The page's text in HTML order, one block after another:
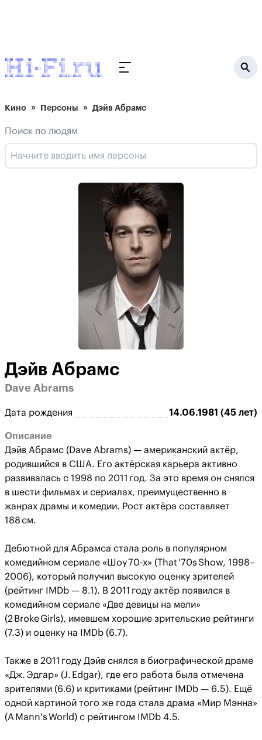
Кино Персоны Дэйв Абрамс
Поиск по людям
Дэйв Абрамс
Dave Abrams
Дата рождения 14.06.1981 (45 лет)
Описание
Дэйв Абрамс (Dave Abrams) — американский актёр,
родившийся в США. Его актёрская карьера активно
развивалась с 1998 по 2011 год. За это время он снялся
в шести фильмах и сериалах, преимущественно в
жанрах драмы и комедии. Рост актёра составляет
188 см.
Дебютной для Абрамса стала роль в популярном
комедийном сериале «Шоу 70‑х» (That '70s Show, 1998–
2006), который получил высокую оценку зрителей
(рейтинг IMDb — 8.1). В 2011 году актёр появился в
комедийном сериале «Две девицы на мели»
(2 Broke Girls), имевшем хорошие зрительские рейтинги
(7.3) и оценку на IMDb (6.7).
Также в 2011 году Дэйв снялся в биографической драме
«Дж. Эдгар» (J. Edgar), где его работа была отмечена
зрителями (6.6) и критиками (рейтинг IMDb — 6.5). Ещё
одной картиной того же года стала драма «Мир Мэнна»
(A Mann's World) с рейтингом IMDb 4.5.